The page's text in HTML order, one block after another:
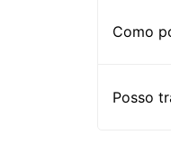
Como
Posso